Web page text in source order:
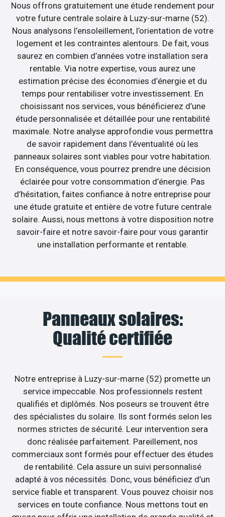
Nous offrons gratuitement une étude rendement pour
votre future centrale solaire à Luzy-sur-marne (52).
Nous analysons l’ensoleillement, l’orientation de votre
logement et les contraintes alentours. De fait, vous
saurez en combien d’années votre installation sera
rentable. Via notre expertise, vous aurez une
estimation précise des économies d’énergie et du
temps pour rentabiliser votre investissement. En
choisissant nos services, vous bénéficierez d’une
étude personnalisée et détaillée pour une rentabilité
maximale. Notre analyse approfondie vous permettra
de savoir rapidement dans l’éventualité où les
panneaux solaires sont viables pour votre habitation.
En conséquence, vous pourrez prendre une décision
éclairée pour votre consommation d’énergie. Pas
d’hésitation, faites confiance à notre entreprise pour
une étude gratuite et entière de votre future centrale
solaire. Aussi, nous mettons à votre disposition notre
savoir-faire et notre savoir-faire pour vous garantir
une installation performante et rentable.
Panneaux solaires:
Qualité certifiée
Notre entreprise à Luzy-sur-marne (52) promette un
service impeccable. Nos professionnels restent
qualifiés et diplômés. Nos poseurs se trouvent être
des spécialistes du solaire. Ils sont formés selon les
normes strictes de sécurité. Leur intervention sera
donc réalisée parfaitement. Pareillement, nos
commerciaux sont formés pour effectuer des études
de rentabilité. Cela assure un suivi personnalisé
adapté à vos nécessités. Donc, vous bénéficiez d’un
service fiable et transparent. Vous pouvez choisir nos
services en toute confiance. Nous mettons tout en